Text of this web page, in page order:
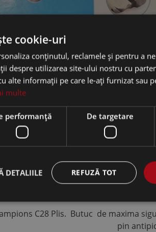
C28 Plis. Butuc de maxima
pin
cookie-uri
conținutul, reclamele și pentru a
despre utilizarea site-ului nostru cu
alte informații pe care le-ați furnizat sau
multe
performanță De targetare
REFUZĂ TOT
DETALIILE